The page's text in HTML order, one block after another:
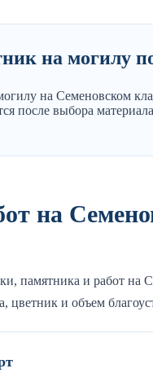
на могилу
на Семеновском
после выбора
на
памятника и работ
цветник и объем